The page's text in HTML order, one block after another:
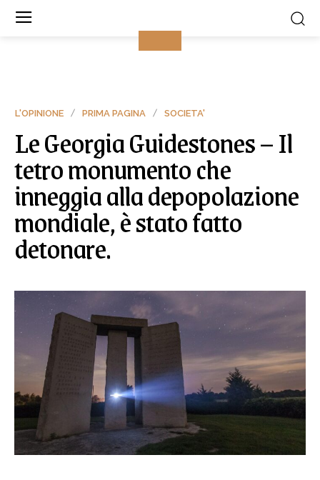
L'OPINIONE PRIMA PAGINA SOCIETA'
Le Georgia Guidestones – Il
tetro monumento che
inneggia alla depopolazione
mondiale, è stato fatto
detonare.